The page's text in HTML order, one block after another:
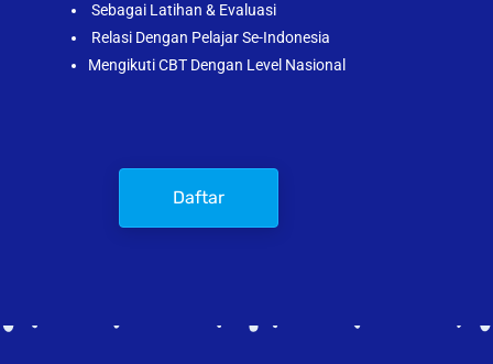
Sebagai Latihan & Evaluasi
Relasi Dengan Pelajar Se-Indonesia
Mengikuti CBT Dengan Level Nasional
Daftar